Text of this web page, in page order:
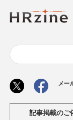
メー
記事掲載のご